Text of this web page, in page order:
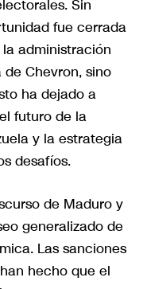
Sin
fue cerrada
administración
Chevron, sino
ha dejado a
futuro de la
y la estrategia
desafíos.
de Maduro y
generalizado de
Las sanciones
hecho que el